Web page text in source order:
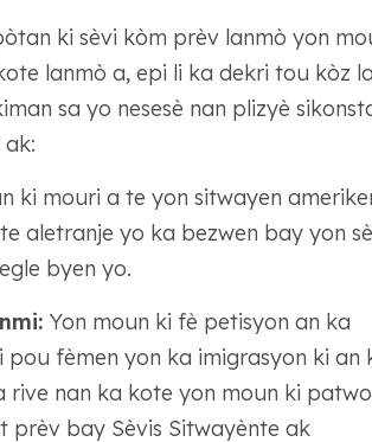
ki sèvi kòm prèv lanmò yon
lanmò a, epi li ka dekri tou kòz
sa yo nesesè nan plizyè
ki mouri a te yon sitwayen
aletranje yo ka bezwen bay yon
byen yo.
Yon moun ki fè petisyon an ka
fèmen yon ka imigrasyon ki an
nan ka kote yon moun ki
prèv bay Sèvis Sitwayènte ak